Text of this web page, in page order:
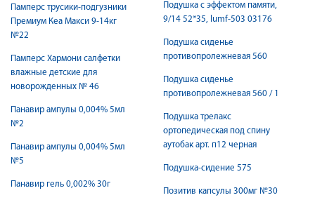
Памперс трусики-подгузники
Премиум Кеа Макси 9-14кг
№22
Памперс Хармони салфетки
влажные детские для
новорожденных № 46
Панавир ампулы 0,004% 5мл
№2
Панавир ампулы 0,004% 5мл
№5
Панавир гель 0,002% 30г
Подушка с эффектом памяти,
9/14 52*35, lumf-503 03176
Подушка сиденье
противопролежневая 560
Подушка сиденье
противопролежневая 560 / 1
Подушка трелакс
ортопедическая под спину
аутобак арт. п12 черная
Подушка-сидение 575
Позитив капсулы 300мг №30